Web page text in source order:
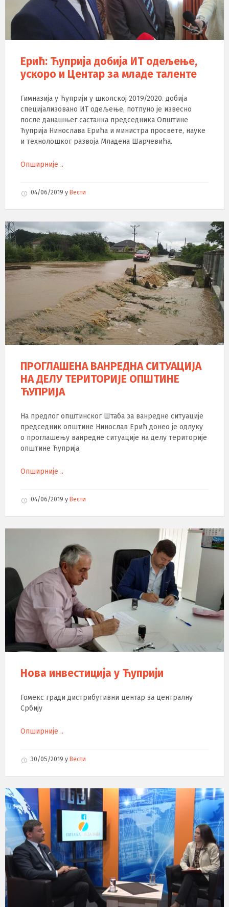
Ерић: Ћуприја добија ИТ одељење,
ускоро и Центар за младе таленте
Гимназија у Ћуприји у школској 2019/2020. добија
специјализовано ИТ одељење, потпуно је извесно
после данашњег састанка председника Општине
Ћуприја Нинослава Ерића и министра просвете, науке
и технолошког развоја Младена Шарчевића.
Опширније ..
04/06/2019 у Вести
ПРОГЛАШЕНА ВАНРЕДНА СИТУАЦИЈА
НА ДЕЛУ ТЕРИТОРИЈЕ ОПШТИНЕ
ЋУПРИЈА
На предлог општинског Штаба за ванредне ситуације
председник општине Нинослав Ерић донео је одлуку
о проглашењу ванредне ситуације на делу теритoрије
општине Ћуприја.
Опширније ..
04/06/2019 у Вести
Нова инвестиција у Ћуприји
Гомекс гради дистрибутивни центар за централну
Србију
Опширније ..
30/05/2019 у Вести